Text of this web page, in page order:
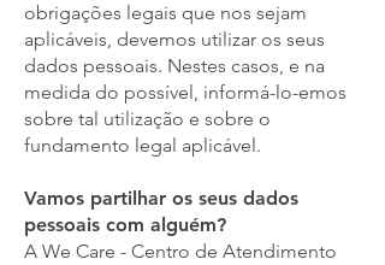
obrigações legais que nos sejam
aplicáveis, devemos utilizar os seus
dados pessoais. Nestes casos, e na
medida do possível, informá-lo-emos
sobre tal utilização e sobre o
fundamento legal aplicável.
Vamos partilhar os seus dados
pessoais com alguém?
A We Care - Centro de Atendimento